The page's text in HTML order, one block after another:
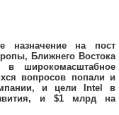
назначение на пост
Ближнего Востока
широкомасштабное
вопросов попали и
и цели Intel в
и $1 млрд на